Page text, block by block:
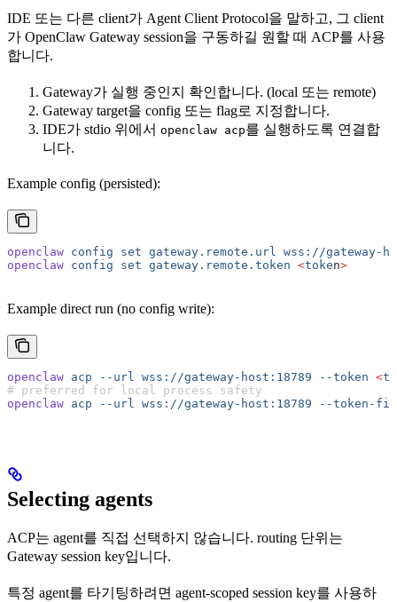
IDE 또는 다른 client가 Agent Client Protocol을 말하고, 그 client
가 OpenClaw Gateway session을 구동하길 원할 때 ACP를 사용
합니다.
Gateway가 실행 중인지 확인합니다. (local 또는 remote)
Gateway target을 config 또는 flag로 지정합니다.
IDE가 stdio 위에서 openclaw acp를 실행하도록 연결합
니다.
Example config (persisted):
openclaw config set gateway.remote.url wss://gateway-
openclaw config set gateway.remote.token <token>
Example direct run (no config write):
openclaw acp --url wss://gateway-host:18789 --token <
# preferred for local process safety
openclaw acp --url wss://gateway-host:18789 --token-
Selecting agents
ACP는 agent를 직접 선택하지 않습니다. routing 단위는
Gateway session key입니다.
특정 agent를 타기팅하려면 agent-scoped session key를 사용하